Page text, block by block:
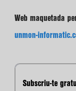
Web maquetada
unmon-
Subscriu-te